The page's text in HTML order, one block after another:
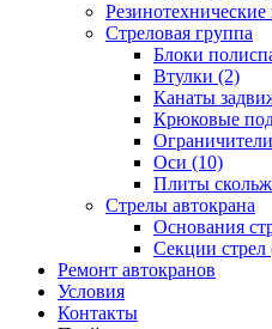
Стреловая группа
Блоки
Втулки (2)
Канаты
Крюковые
Оси (10)
Плиты
Стрелы автокрана
Основания
Секции стрел
Ремонт автокранов
Условия
Контакты